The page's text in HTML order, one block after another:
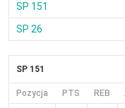
SP 151
SP 26
SP 151
Pozycja PTS REB